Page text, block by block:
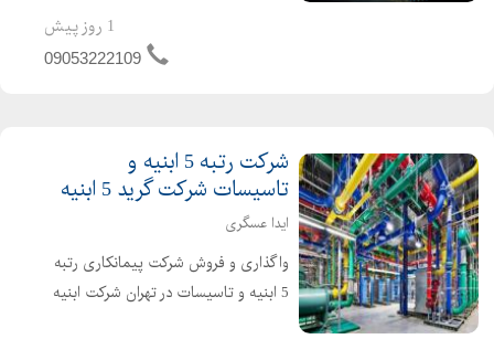
پیمانکاری و 2 سال تعهد مهندسین می
باشد . تازه تاسیس و بدون کارکرد و بدون
1 روز پیش
09053222109
شرکت رتبه 5 ابنیه و
تاسیسات شرکت گرید 5 ابنیه
ایدا عسگری
واگذاری و فروش شرکت پیمانکاری رتبه
5 ابنیه و تاسیسات در تهران شرکت ابنیه